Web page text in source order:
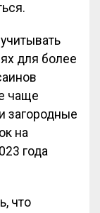
для более
чаще
загородные
на
года
что